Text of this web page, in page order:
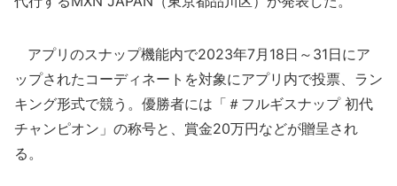
アプリのスナップ機能内で2023年7月18日～31日にア
ップされたコーディネートを対象にアプリ内で投票、ラン
キング形式で競う。優勝者には「＃フルギスナップ 初代
チャンピオン」の称号と、賞金20万円などが贈呈され
る。